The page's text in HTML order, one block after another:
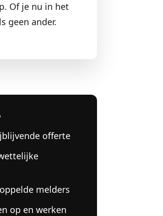
Of je nu in het
geen ander.
offerte
melders
op en werken